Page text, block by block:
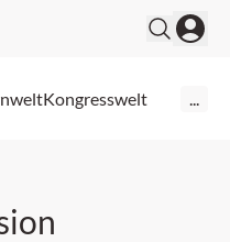
Kongresswelt